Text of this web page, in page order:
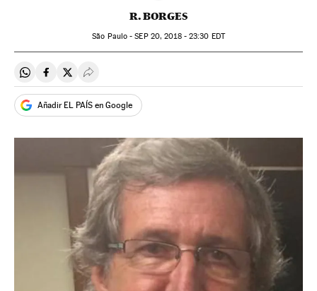
R. BORGES
São Paulo -SEP20, 2018 - 23:30 EDT
Compartir en Whatsapp
Compartir en Facebook
Compartir en Twitter
Desplegar Redes Sociales
Añadir EL PAÍS en Google